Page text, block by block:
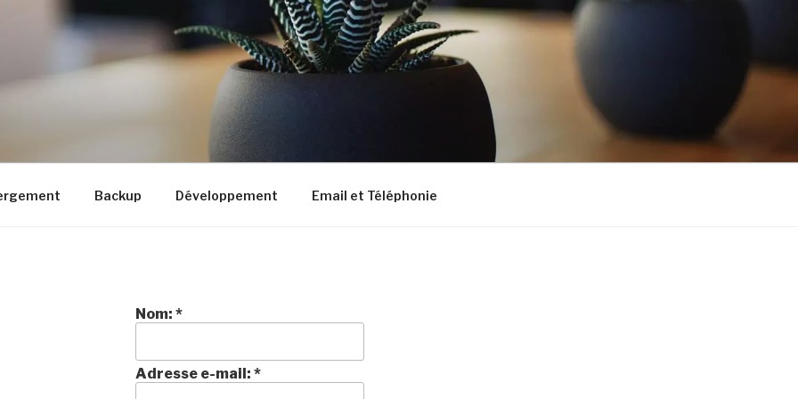
Backup Développement Email et Téléphonie
Nom: *
Adresse e-mail: *